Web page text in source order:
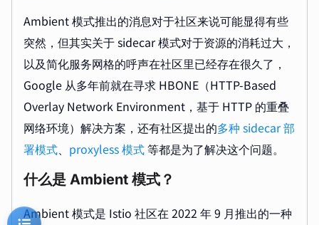
Ambient 模式推出的消息对于社区来说可能显得有些
突然，但其实关于 sidecar 模式对于资源的消耗过大，
以及简化服务网格的呼声在社区里已经存在很久了，
Google 从多年前就在寻求 HBONE（HTTP-Based
Overlay Network Environment，基于 HTTP 的重叠
网络环境）解决方案，还有社区提出的多种 sidecar 部
署模式、 proxyless 模式等都是为了解决这个问题。
什么是 Ambient 模式？
Ambient 模式是 Istio 社区在 2022 年 9 月推出的一种